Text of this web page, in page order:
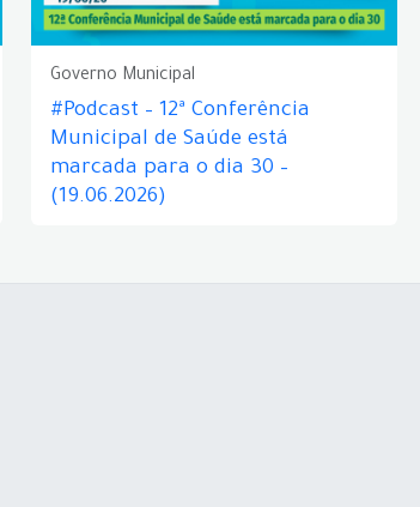
Governo Municipal
#Podcast – 12ª Conferência
Municipal de Saúde está
marcada para o dia 30 –
(19.06.2026)